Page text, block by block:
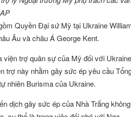
Quyền Đại sứ Mỹ tại Ukraine
Âu và châu Á George Kent.
trợ quân sự của Mỹ đối với
trợ này nhằm gây sức ép yêu cầu
nhiên Burisma của Ukraine.
dịch gây sức ép của Nhà Trắng